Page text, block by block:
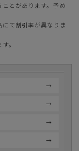
とがあります。予め
て割引率が異なりま
。